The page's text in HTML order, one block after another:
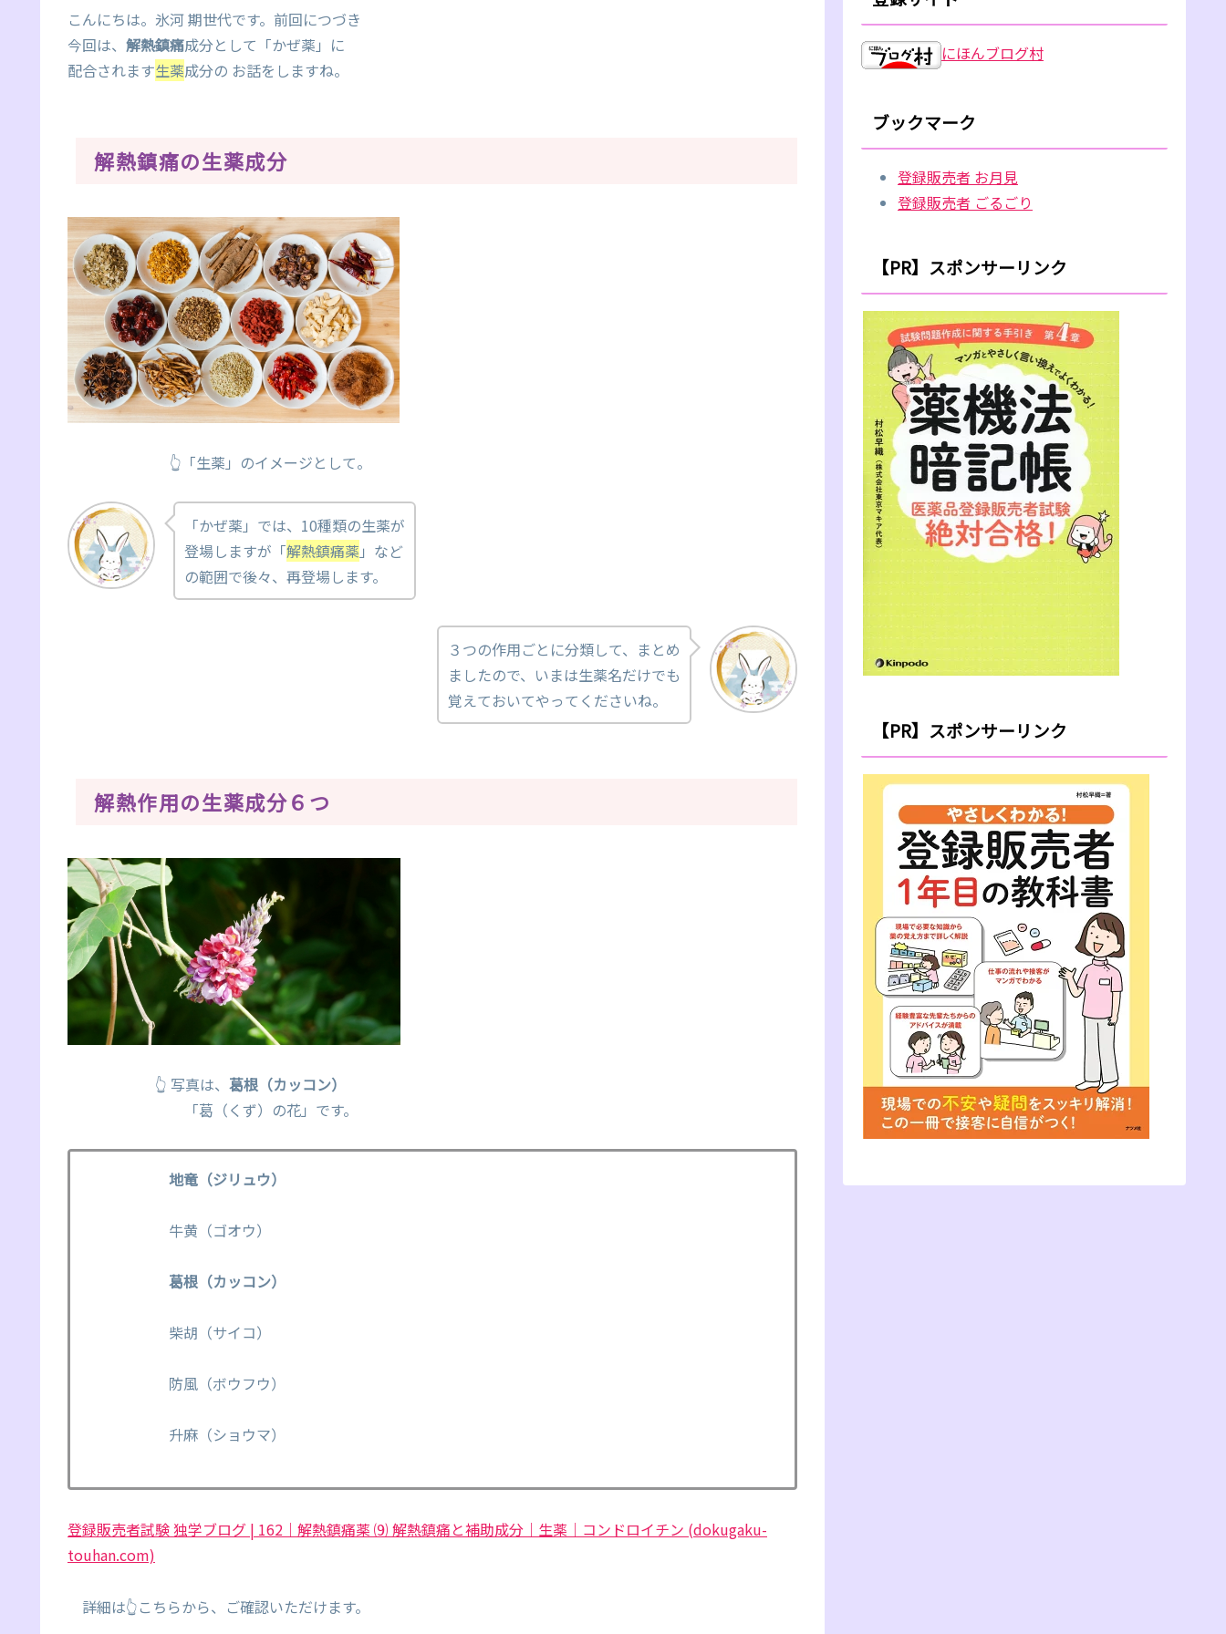
こんにちは。氷河 期世代です。前回につづき
今回は、 解熱鎮痛成分として「かぜ薬」に
配合されます生薬成分の お話をしますね。
解熱鎮痛の生薬成分
👆「生薬」のイメージとして。
「かぜ薬」では、10種類の生薬が
登場しますが「解熱鎮痛薬 」など
の範囲で後々、再登場します。
３つの作用ごとに分類して、まとめ
ましたので、いまは生薬名だけでも
覚えておいてやってくださいね。
解熱作用の生薬成分６つ
👆 写真は、 葛根（カッコン）
「葛（くず）の花」です。
地竜（ジリュウ）
牛黄（ゴオウ）
葛根（カッコン）
柴胡（サイコ）
防風（ボウフウ）
升麻（ショウマ）
登録販売者試験 独学ブログ | 162｜解熱鎮痛薬 ⑼ 解熱鎮痛と補助成分｜生薬｜コンドロイチン (dokugaku-
touhan.com)
詳細は👆こちらから、ご確認いただけます。
にほんブログ村
ブックマーク
登録販売者 お月見
登録販売者 ごるごり
【PR】スポンサーリンク
【PR】スポンサーリンク